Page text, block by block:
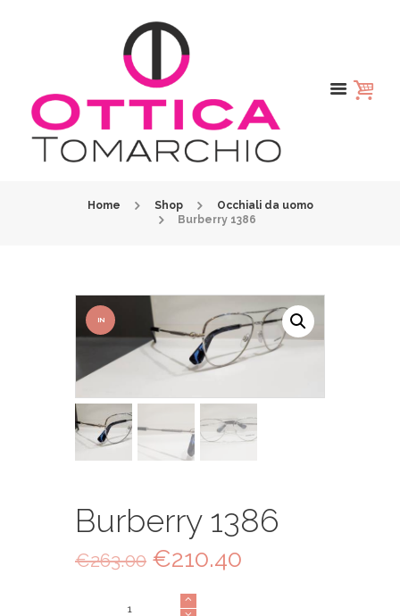
Home Shop
Occhiali da uomo
Burberry 1386
IN
TA!
Burberry 1386
€263.00 Il
prezzo
originale
€210.40